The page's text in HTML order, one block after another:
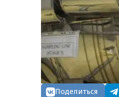
Поделиться